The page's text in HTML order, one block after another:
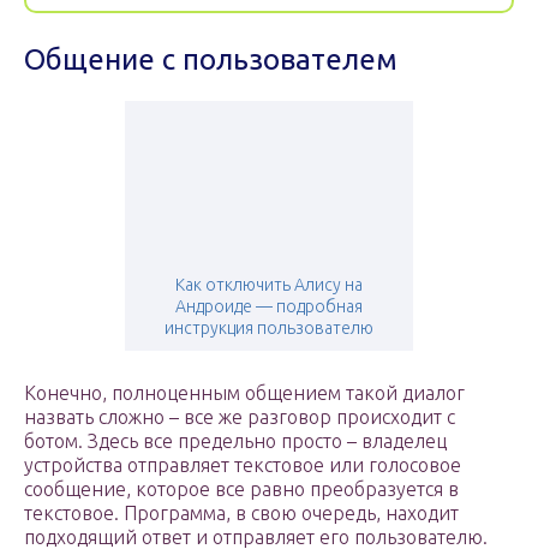
Общение с пользователем
Как отключить Алису на
Андроиде — подробная
инструкция пользователю
Конечно, полноценным общением такой диалог
назвать сложно – все же разговор происходит с
ботом. Здесь все предельно просто – владелец
устройства отправляет текстовое или голосовое
сообщение, которое все равно преобразуется в
текстовое. Программа, в свою очередь, находит
подходящий ответ и отправляет его пользователю.